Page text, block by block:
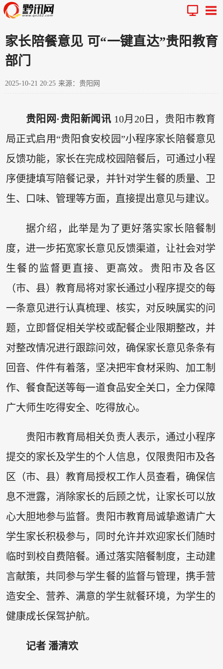
家长陪餐意见 可“一键直达”贵阳教育
部门
2025-10-21 20:25 来源：贵阳网
贵阳网·贵阳新闻讯10月20日，贵阳市教育
局正式启用“贵阳食安校园”小程序家长陪餐意见
反馈功能，家长在完成校园陪餐后，可通过小程
序便捷填写陪餐记录，并针对学生餐的质量、卫
生、口味、管理等方面，直接提出意见与建议。
据介绍，此举是为了更好落实家长陪餐制
度，进一步拓宽家长意见反馈渠道，让社会对学
生餐的监督更直接、更高效。贵阳市及各区
（市、县）教育局将对家长通过小程序提交的每
一条意见进行认真梳理、核实，对反映属实的问
题，立即督促相关学校或配餐企业限期整改，并
对整改情况进行跟踪问效，确保家长意见条条有
回音、件件有着落，坚决把牢食材采购、加工制
作、餐食配送等每一道食品安全关口，全力保障
广大师生吃得安全、吃得放心。
贵阳市教育局相关负责人表示，通过小程序
提交的家长及学生的个人信息，仅限贵阳市及各
区（市、县）教育局授权工作人员查看，确保信
息不泄露，消除家长的后顾之忧，让家长可以放
心大胆地参与监督。贵阳市教育局诚挚邀请广大
学生家长积极参与，同时允许并欢迎家长们随时
临时到校自费陪餐。通过落实陪餐制度，主动建
言献策，共同参与学生餐的监督与管理，携手营
造安全、营养、满意的学生就餐环境，为学生的
健康成长保驾护航。
记者 潘清欢